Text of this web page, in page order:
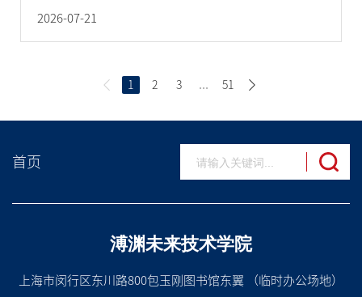
2026-07-21
1 2 3 ... 51
首页
溥渊未来技术学院
上海市闵行区东川路800包玉刚图书馆东翼 （临时办公场地）